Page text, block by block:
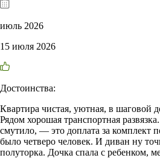
июль 2026
15 июля 2026
Достоинства:
Квартира чистая, уютная, в шаговой
Рядом хорошая транспортная
смутило, — это доплата за комплект
было четверо человек. И диван ну
полуторка. Дочка спала с ребенком,